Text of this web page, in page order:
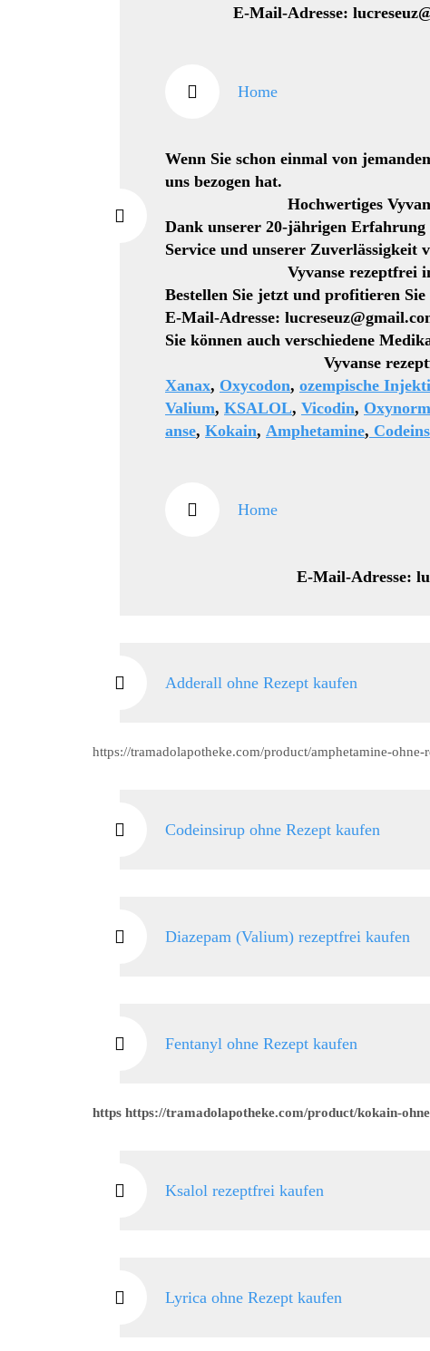
E-Mail-Adresse:
Home
Wenn Sie schon einmal von
uns bezogen hat.
Hochwertiges Vyvanse
Dank unserer 20-jährigen Erfahrung
Service und unserer Zuverlässigkeit
Vyvanse rezeptfrei in
Bestellen Sie jetzt und profitieren
E-Mail-Adresse:
Sie können auch verschiedene
Vyvanse rezeptfrei
Xanax, Oxycodon, ozempische
Valium, KSALOL, Vicodin, Oxynorm
anse, Kokain, Amphetamine,
Home
E-Mail-Adresse:
Adderall ohne Rezept kaufen
https://tramadolapotheke.com/product/amphetamine-ohne-
Codeinsirup ohne Rezept kaufen
Diazepam (Valium) rezeptfrei kaufen
Fentanyl ohne Rezept kaufen
https https://tramadolapotheke.com/product/kokain-
Ksalol rezeptfrei kaufen
Lyrica ohne Rezept kaufen